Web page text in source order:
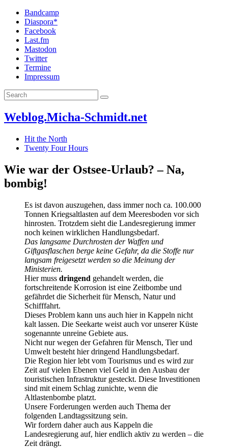
Bandcamp
Diaspora*
Facebook
Last.fm
Mastodon
Twitter
Termine
Impressum
Weblog.Micha-Schmidt.net
Hit the North
Twenty Four Hours
Wie war der Ostsee-Urlaub? – Na,
bombig!
Es ist davon auszugehen, dass immer noch ca. 100.000
Tonnen Kriegsaltlasten auf dem Meeresboden vor sich
hinrosten. Trotzdem sieht die Landesregierung immer
noch keinen wirklichen Handlungsbedarf.
Das langsame Durchrosten der Waffen und
Giftgasflaschen berge keine Gefahr, da die Stoffe nur
langsam freigesetzt werden so die Meinung der
Ministerien.
Hier muss dringend gehandelt werden, die
fortschreitende Korrosion ist eine Zeitbombe und
gefährdet die Sicherheit für Mensch, Natur und
Schifffahrt.
Dieses Problem kann uns auch hier in Kappeln nicht
kalt lassen. Die Seekarte weist auch vor unserer Küste
sogenannte unreine Gebiete aus.
Nicht nur wegen der Gefahren für Mensch, Tier und
Umwelt besteht hier dringend Handlungsbedarf.
Die Region hier lebt vom Tourismus und es wird zur
Zeit auf vielen Ebenen viel Geld in den Ausbau der
touristischen Infrastruktur gesteckt. Diese Investitionen
sind mit einem Schlag zunichte, wenn die
Altlastenbombe platzt.
Unsere Forderungen werden auch Thema der
folgenden Landtagssitzung sein.
Wir fordern daher auch aus Kappeln die
Landesregierung auf, hier endlich aktiv zu werden – die
Zeit drängt.